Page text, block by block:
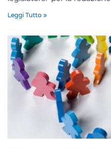
Leggi Tutto »